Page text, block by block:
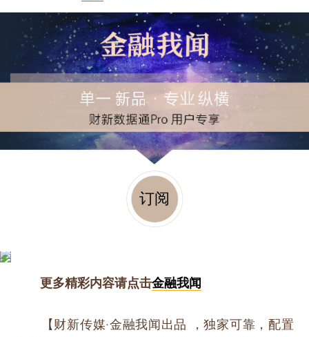
订阅
更多精彩内容请点击金融我闻
【财新传媒·金融我闻出品 ，独家可靠，配置